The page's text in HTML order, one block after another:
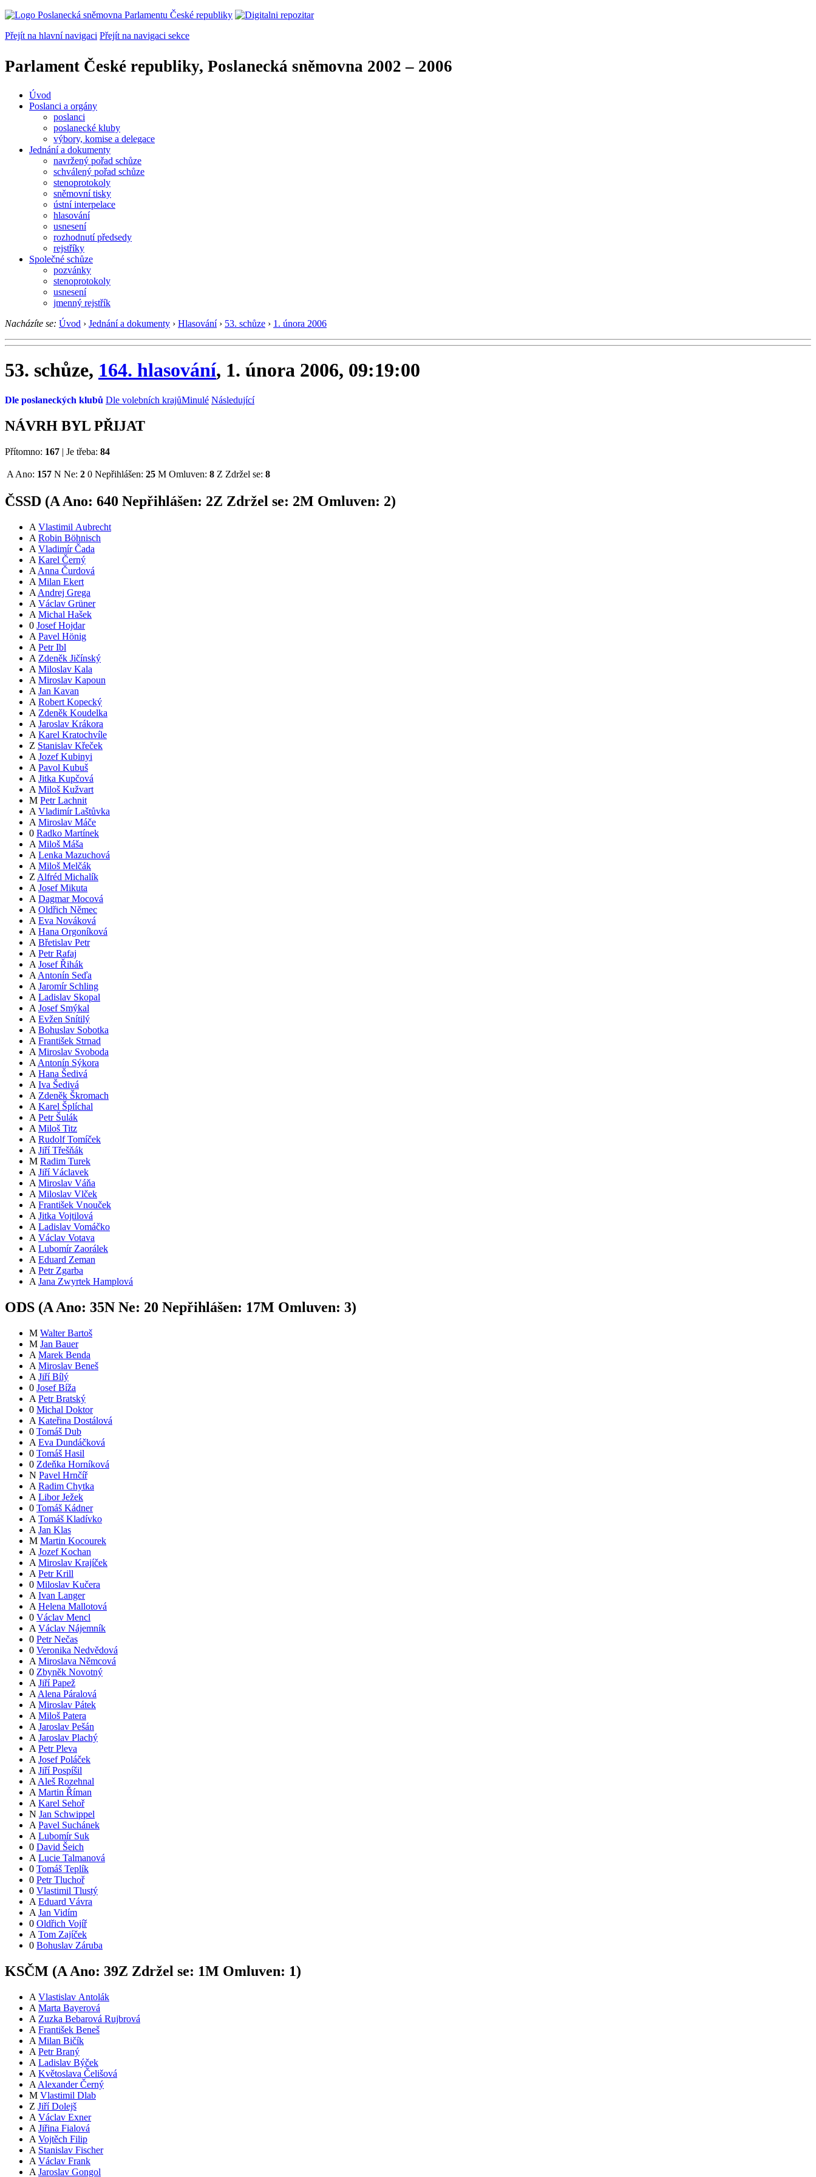
Přejít na hlavní navigaci Přejít na navigaci sekce
Parlament České republiky, Poslanecká sněmovna 2002 – 2006
Úvod
Poslanci a orgány
poslanci
poslanecké kluby
výbory, komise a delegace
Jednání a dokumenty
navržený pořad schůze
schválený pořad schůze
stenoprotokoly
sněmovní tisky
ústní interpelace
hlasování
usnesení
rozhodnutí předsedy
rejstříky
Společné schůze
pozvánky
stenoprotokoly
usnesení
jmenný rejstřík
Nacházíte se: Úvod › Jednání a dokumenty › Hlasování › 53. schůze › 1. února 2006
53. schůze, 164. hlasování, 1. února 2006, 09:19:00
Dle poslaneckých klubů Dle volebních krajůMinulé Následující
NÁVRH BYL PŘIJAT
Přítomno: 167 | Je třeba: 84
A Ano: 157 N Ne: 2 0 Nepřihlášen: 25 M Omluven: 8 Z Zdržel se: 8
ČSSD (AAno: 640 Nepřihlášen: 2Z Zdržel se: 2M Omluven: 2)
A Vlastimil Aubrecht
A Robin Böhnisch
A Vladimír Čada
A Karel Černý
A Anna Čurdová
A Milan Ekert
A Andrej Grega
A Václav Grüner
A Michal Hašek
0 Josef Hojdar
A Pavel Hönig
A Petr Ibl
A Zdeněk Jičínský
A Miloslav Kala
A Miroslav Kapoun
A Jan Kavan
A Robert Kopecký
A Zdeněk Koudelka
A Jaroslav Krákora
A Karel Kratochvíle
Z Stanislav Křeček
A Jozef Kubinyi
A Pavol Kubuš
A Jitka Kupčová
A Miloš Kužvart
M Petr Lachnit
A Vladimír Laštůvka
A Miroslav Máče
0 Radko Martínek
A Miloš Máša
A Lenka Mazuchová
A Miloš Melčák
Z Alfréd Michalík
A Josef Mikuta
A Dagmar Mocová
A Oldřich Němec
A Eva Nováková
A Hana Orgoníková
A Břetislav Petr
A Petr Rafaj
A Josef Řihák
A Antonín Seďa
A Jaromír Schling
A Ladislav Skopal
A Josef Smýkal
A Evžen Snítilý
A Bohuslav Sobotka
A František Strnad
A Miroslav Svoboda
A Antonín Sýkora
A Hana Šedivá
A Iva Šedivá
A Zdeněk Škromach
A Karel Šplíchal
A Petr Šulák
A Miloš Titz
A Rudolf Tomíček
A Jiří Třešňák
M Radim Turek
A Jiří Václavek
A Miroslav Váňa
A Miloslav Vlček
A František Vnouček
A Jitka Vojtilová
A Ladislav Vomáčko
A Václav Votava
A Lubomír Zaorálek
A Eduard Zeman
A Petr Zgarba
A Jana Zwyrtek Hamplová
ODS (AAno: 35N Ne: 20 Nepřihlášen: 17M Omluven: 3)
M Walter Bartoš
M Jan Bauer
A Marek Benda
A Miroslav Beneš
A Jiří Bílý
0 Josef Bíža
A Petr Bratský
0 Michal Doktor
A Kateřina Dostálová
0 Tomáš Dub
A Eva Dundáčková
0 Tomáš Hasil
0 Zdeňka Horníková
N Pavel Hrnčíř
A Radim Chytka
A Libor Ježek
0 Tomáš Kádner
A Tomáš Kladívko
A Jan Klas
M Martin Kocourek
A Jozef Kochan
A Miroslav Krajíček
A Petr Krill
0 Miloslav Kučera
A Ivan Langer
A Helena Mallotová
0 Václav Mencl
A Václav Nájemník
0 Petr Nečas
0 Veronika Nedvědová
A Miroslava Němcová
0 Zbyněk Novotný
A Jiří Papež
A Alena Páralová
A Miroslav Pátek
A Miloš Patera
A Jaroslav Pešán
A Jaroslav Plachý
A Petr Pleva
A Josef Poláček
A Jiří Pospíšil
A Aleš Rozehnal
A Martin Říman
A Karel Sehoř
N Jan Schwippel
A Pavel Suchánek
A Lubomír Suk
0 David Šeich
A Lucie Talmanová
0 Tomáš Teplík
0 Petr Tluchoř
0 Vlastimil Tlustý
A Eduard Vávra
A Jan Vidím
0 Oldřich Vojíř
A Tom Zajíček
0 Bohuslav Záruba
KSČM (A Ano: 39Z Zdržel se: 1M Omluven: 1)
A Vlastislav Antolák
A Marta Bayerová
A Zuzka Bebarová Rujbrová
A František Beneš
A Milan Bičík
A Petr Braný
A Ladislav Býček
A Květoslava Čelišová
A Alexander Černý
M Vlastimil Dlab
Z Jiří Dolejš
A Václav Exner
A Jiřina Fialová
A Vojtěch Filip
A Stanislav Fischer
A Václav Frank
A Jaroslav Gongol